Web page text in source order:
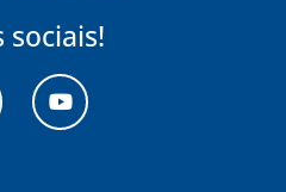
sociais!